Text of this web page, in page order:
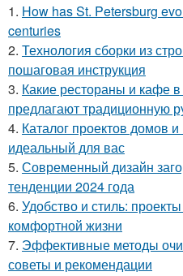
1. How has St. Petersburg
centuries
2. Технология сборки из
пошаговая инструкция
3. Какие рестораны и кафе
предлагают традиционную
4. Каталог проектов домов
идеальный для вас
5. Современный дизайн
тенденции 2024 года
6. Удобство и стиль:
комфортной жизни
7. Эффективные методы
советы и рекомендации